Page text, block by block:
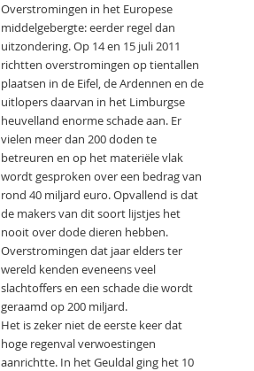
Overstromingen in het Europese
middelgebergte: eerder regel dan
uitzondering. Op 14 en 15 juli 2011
richtten overstromingen op tientallen
plaatsen in de Eifel, de Ardennen en de
uitlopers daarvan in het Limburgse
heuvelland enorme schade aan. Er
vielen meer dan 200 doden te
betreuren en op het materiële vlak
wordt gesproken over een bedrag van
rond 40 miljard euro. Opvallend is dat
de makers van dit soort lijstjes het
nooit over dode dieren hebben.
Overstromingen dat jaar elders ter
wereld kenden eveneens veel
slachtoffers en een schade die wordt
geraamd op 200 miljard.
Het is zeker niet de eerste keer dat
hoge regenval verwoestingen
aanrichtte. In het Geuldal ging het 10